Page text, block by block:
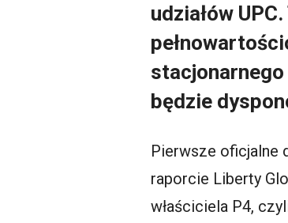
udziałów
będzie
Pierwsze oficjalne
raporcie Liberty
właściciela P4,